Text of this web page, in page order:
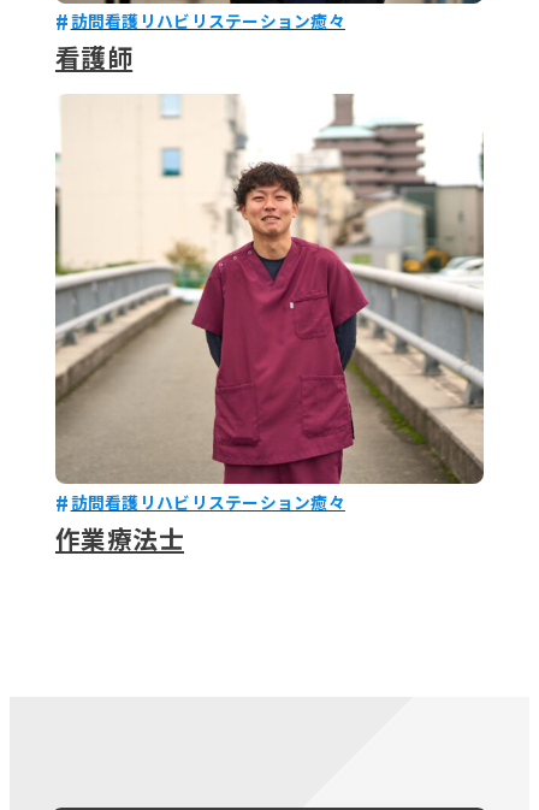
訪問看護リハビリステーション癒々
看護師
訪問看護リハビリステーション癒々
作業療法士